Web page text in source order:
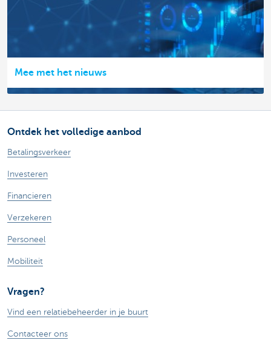
Mee met het nieuws
Ontdek het volledige aanbod
Betalingsverkeer
Investeren
Financieren
Verzekeren
Personeel
Mobiliteit
Vragen?
Vind een relatiebeheerder in je buurt
Contacteer ons